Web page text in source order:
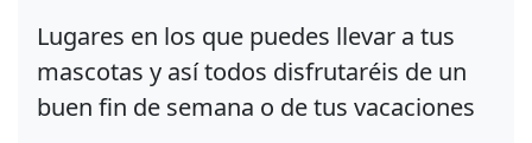
Lugares en los que puedes llevar a tus
mascotas y así todos disfrutaréis de un
buen fin de semana o de tus vacaciones